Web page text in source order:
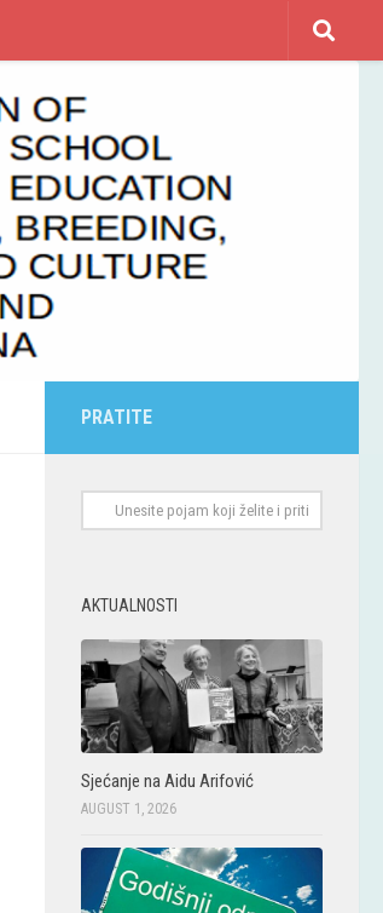
Protesti 24.06.2021. 6
PRATITE
AKTUALNOSTI
Sjećanje na Aidu Arifović
AUGUST 1, 2026